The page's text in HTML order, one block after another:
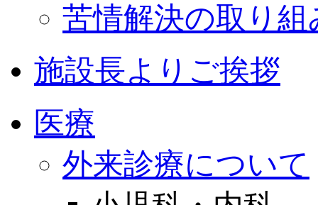
苦情解決の取り組
施設長よりご挨拶
医療
外来診療について